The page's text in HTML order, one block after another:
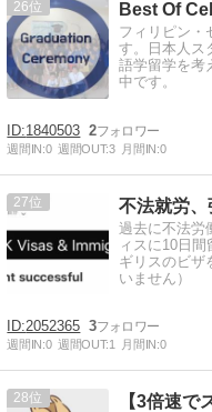
26 Best Of
フィリピン・
す。日本人ス
語学留学を考
中です。
1840503 2
週間IN:0 週間OUT:3 月間IN:0
27
過去に不法労
ィスに10日
ギリスのビザ
いません）
2052365 3
週間IN:0 週間OUT:1 月間IN:0
28